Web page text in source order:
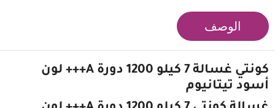
الوصف
كونتي غسالة 7 كيلو 1200 دورة A+++ لون
أسود تيتانيوم